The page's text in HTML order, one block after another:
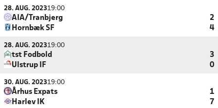
28. AUG. 202319:00
AIA/Tranbjerg
2
Hornbæk SF
4
28. AUG. 202319:00
tst Fodbold
3
Ulstrup IF
0
30. AUG. 202319:00
Århus Expats
1
Harlev IK
7